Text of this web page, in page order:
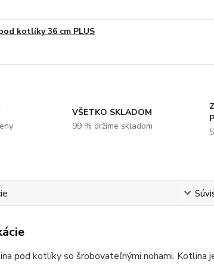
kotlíky 36 cm PLUS
VŠETKO SKLADOM
99 % držíme skladom
pod kotlíky so šrobovateľnými nohami. Kotlina